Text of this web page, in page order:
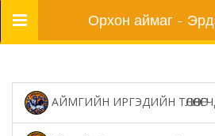
Цэс Орхон аймаг -
АЙМГИЙН ИРГЭДИЙН